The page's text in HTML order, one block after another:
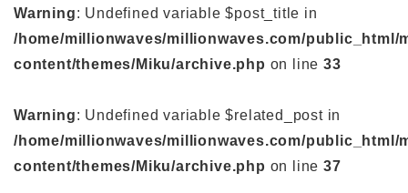
Warning: Undefined variable $post_title in
/home/millionwaves/millionwaves.com/public_html/
content/themes/Miku/archive.php on line33
Warning: Undefined variable $related_post in
/home/millionwaves/millionwaves.com/public_html/
content/themes/Miku/archive.php on line37